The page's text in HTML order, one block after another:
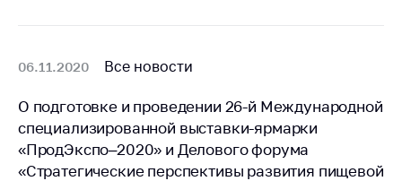
Защита прав
Регулирование
рекламной
деятельности
06.11.2020 Все новости
О подготовке и проведении 26-й Международной
специализированной выставки-ярмарки
«ПродЭкспо–2020» и Делового форума
«Стратегические перспективы развития пищевой